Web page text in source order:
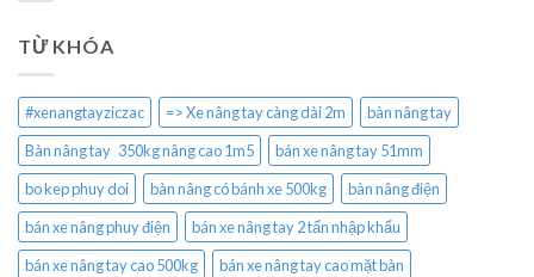
TỪ KHÓA
#xenangtayziczac => Xe nâng tay càng dài 2m
bàn nâng tay
Bàn nâng tay 350kg nâng cao 1m5
bán xe nâng tay 51mm
bo kep phuy doi
bàn nâng có bánh xe 500kg
bàn nâng điện
bán xe nâng phuy điện
bán xe nâng tay 2 tấn nhập khẩu
bán xe nâng tay cao 500kg
bán xe nâng tay cao mặt bàn